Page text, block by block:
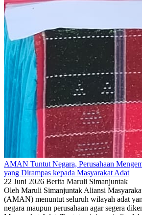
AMAN Tuntut Negara, Perusahaan
yang Dirampas kepada Masyarakat Adat
22 Juni 2026 Berita Maruli Simanjuntak
Oleh Maruli Simanjuntak Aliansi
(AMAN) menuntut seluruh wilayah adat
negara maupun perusahaan agar segera